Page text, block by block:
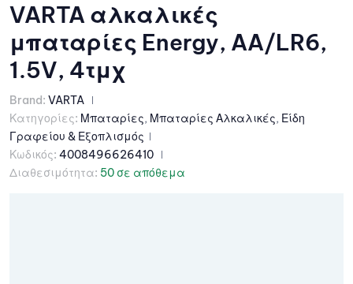
VARTA αλκαλικές
μπαταρίες Energy, AA/LR6,
1.5V, 4τμχ
Brand: VARTA
Κατηγορίες: Μπαταρίες, Μπαταρίες Αλκαλικές, Είδη
Γραφείου & Εξοπλισμός
Κωδικός: 4008496626410
Διαθεσιμότητα: 50 σε απόθεμα